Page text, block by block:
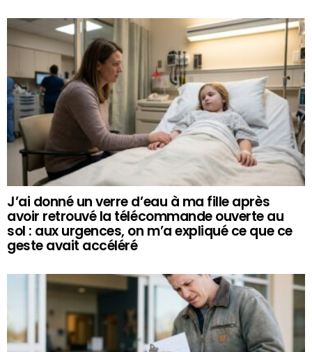
J’ai donné un verre d’eau à ma fille après
avoir retrouvé la télécommande ouverte au
sol : aux urgences, on m’a expliqué ce que ce
geste avait accéléré